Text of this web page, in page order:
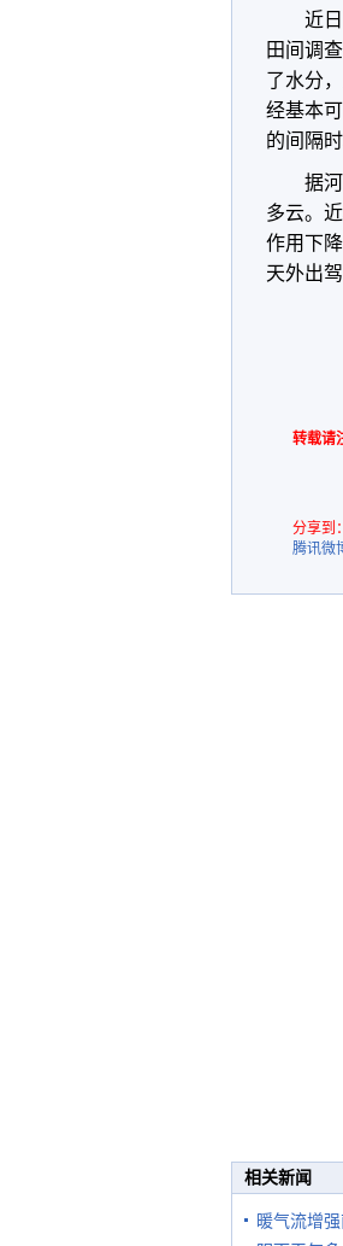
近
田间调
了水分
经基本
的间隔
据
多云。
作用下
天外出
转载请
分享到：
腾讯微
相关新闻
暖气流增